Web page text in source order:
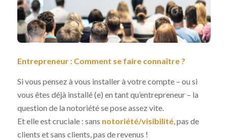
Entrepreneur : Comment se faire connaître ?
Si vous pensez à vous installer à votre compte – ou si
vous êtes déjà installé (e) en tant qu’entrepreneur – la
question de la notoriété se pose assez vite.
Et elle est cruciale : sans notoriété/visibilité, pas de
clients et sans clients, pas de revenus !